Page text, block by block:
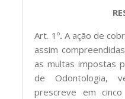
Art. 1º. A ação de
assim
as multas impostas
de Odontologia,
prescreve em